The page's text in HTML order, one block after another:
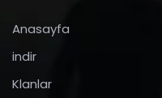
Anasayfa
indir
Klanlar